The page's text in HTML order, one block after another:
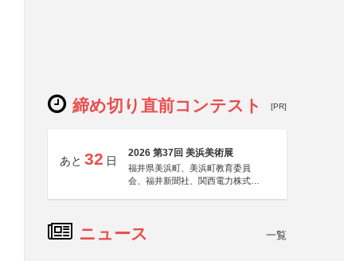
締め切り直前コンテスト [PR]
あと 32 日
2026 第37回 美浜美術展
福井県美浜町、美浜町教育委員
会、福井新聞社、関西電力株式会
ニュース 一覧